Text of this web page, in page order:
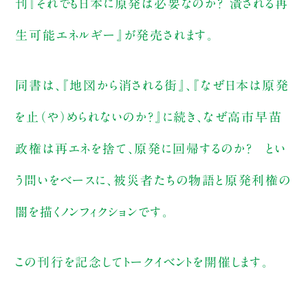
刊『それでも日本に原発は必要なのか? 潰される再
生可能エネルギー』が発売されます。
同書は、『地図から消される街』、『なぜ日本は原発
を止（や）められないのか？』に続き、なぜ高市早苗
政権は再エネを捨て、原発に回帰するのか? とい
う問いをベースに、被災者たちの物語と原発利権の
闇を描くノンフィクションです。
この刊行を記念してトークイベントを開催します。